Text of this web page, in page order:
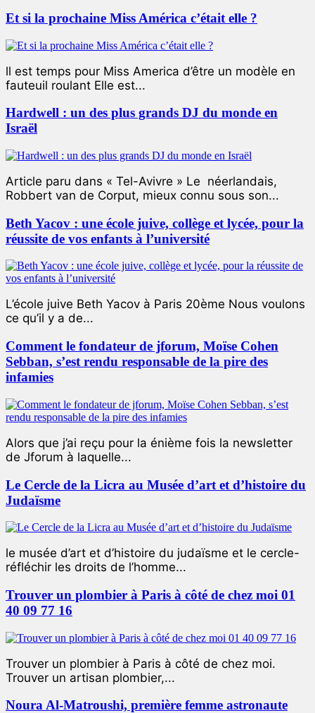
Et si la prochaine Miss América c’était elle ?
ll est temps pour Miss America d’être un modèle en
fauteuil roulant Elle est...
Hardwell : un des plus grands DJ du monde en
Israël
Article paru dans « Tel-Avivre » Le néerlandais,
Robbert van de Corput, mieux connu sous son...
Beth Yacov : une école juive, collège et lycée, pour la
réussite de vos enfants à l’université
L’école juive Beth Yacov à Paris 20ème Nous voulons
ce qu’il y a de...
Comment le fondateur de jforum, Moïse Cohen
Sebban, s’est rendu responsable de la pire des
infamies
Alors que j’ai reçu pour la énième fois la newsletter
de Jforum à laquelle...
Le Cercle de la Licra au Musée d’art et d’histoire du
Judaïsme
le musée d’art et d’histoire du judaïsme et le cercle-
réfléchir les droits de l’homme...
Trouver un plombier à Paris à côté de chez moi 01
40 09 77 16
Trouver un plombier à Paris à côté de chez moi.
Trouver un artisan plombier,...
Noura Al-Matroushi, première femme astronaute